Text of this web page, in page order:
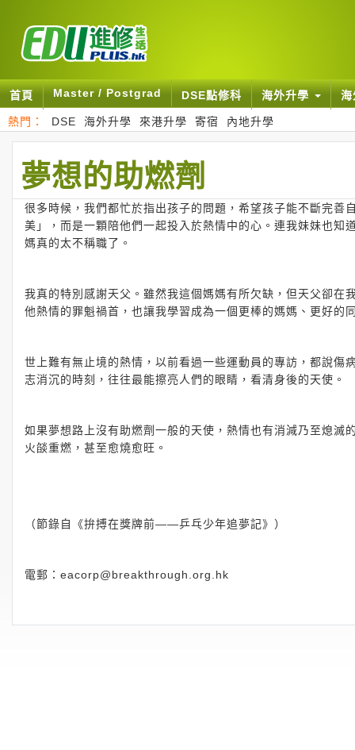
首頁 Master / Postgrad DSE點修科 海外升學
熱門： DSE 海外升學 來港升學 寄宿 內地升學
夢想的助燃劑
很多時候，我們都忙於指出孩子的問題，希望孩子能不斷完
美」，而是一顆陪他們一起投入於熱情中的心。連我妹妹也
媽真的太不稱職了。
我真的特別感謝天父。雖然我這個媽媽有所欠缺，但天父卻
他熱情的罪魁禍首，也讓我學習成為一個更棒的媽媽、更好的
世上難有無止境的熱情，以前看過一些運動員的專訪，都說
志消沉的時刻，往往最能擦亮人們的眼睛，看清身後的天使。
如果夢想路上沒有助燃劑一般的天使，熱情也有消減乃至熄
火燄重燃，甚至愈燒愈旺。
（節錄自《拚搏在獎牌前——乒乓少年追夢記》）
電郵： eacorp@breakthrough.org.hk